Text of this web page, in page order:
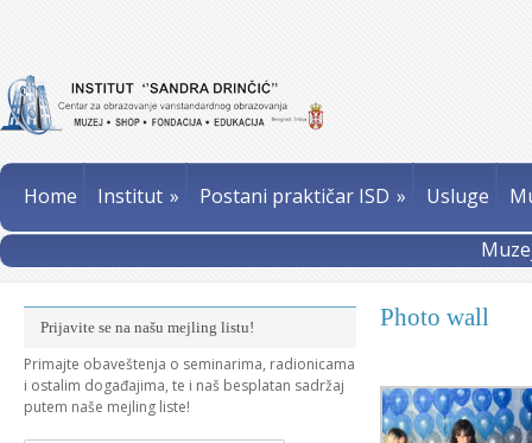
Home Institut » Postani praktičar ISD » Usluge
Photo wall
Prijavite se na našu mejling listu!
Primajte obaveštenja o seminarima, radionicama
i ostalim događajima, te i naš besplatan sadržaj
putem naše mejling liste!